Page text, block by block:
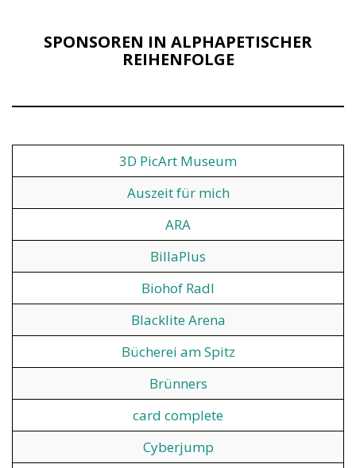
SPONSOREN IN ALPHAPETISCHER
REIHENFOLGE
3D PicArt Museum
Auszeit für mich
ARA
BillaPlus
Biohof Radl
Blacklite Arena
Bücherei am Spitz
Brünners
card complete
Cyberjump